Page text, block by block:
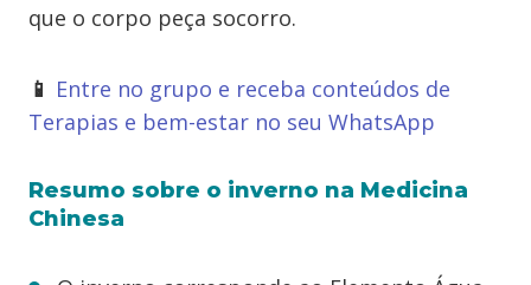
que o corpo peça socorro.
📱 Entre no grupo e receba conteúdos de
Terapias e bem-estar no seu WhatsApp
Resumo sobre o inverno na Medicina
Chinesa